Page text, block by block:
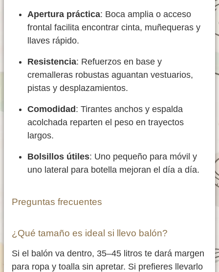
Apertura práctica: Boca amplia o acceso
frontal facilita encontrar cinta, muñequeras y
llaves rápido.
Resistencia: Refuerzos en base y
cremalleras robustas aguantan vestuarios,
pistas y desplazamientos.
Comodidad: Tirantes anchos y espalda
acolchada reparten el peso en trayectos
largos.
Bolsillos útiles: Uno pequeño para móvil y
uno lateral para botella mejoran el día a día.
Preguntas frecuentes
¿Qué tamaño es ideal si llevo balón?
Si el balón va dentro, 35–45 litros te dará margen
para ropa y toalla sin apretar. Si prefieres llevarlo